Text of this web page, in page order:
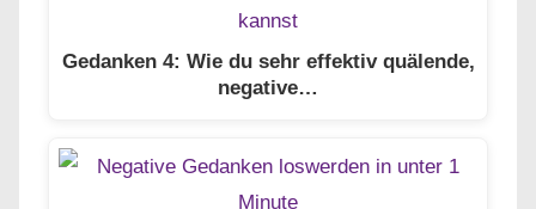
Gedanken 4: Wie du sehr effektiv quälende,
negative…